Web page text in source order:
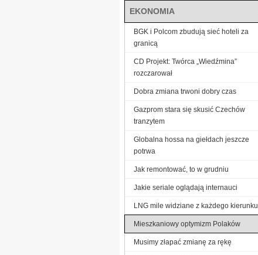
EKONOMIA
BGK i Polcom zbudują sieć hoteli za
granicą
CD Projekt: Twórca „Wiedźmina”
rozczarował
Dobra zmiana trwoni dobry czas
Gazprom stara się skusić Czechów
tranzytem
Globalna hossa na giełdach jeszcze
potrwa
Jak remontować, to w grudniu
Jakie seriale oglądają internauci
LNG mile widziane z każdego kierunku
Mieszkaniowy optymizm Polaków
Musimy złapać zmianę za rękę